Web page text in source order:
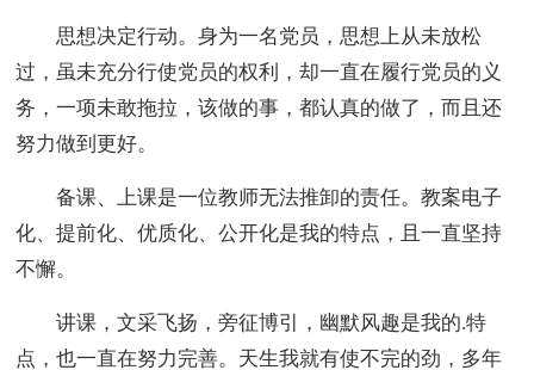
思想决定行动。身为一名党员，思想上从未放松
过，虽未充分行使党员的权利，却一直在履行党员的义
务，一项未敢拖拉，该做的事，都认真的做了，而且还
努力做到更好。
备课、上课是一位教师无法推卸的责任。教案电子
化、提前化、优质化、公开化是我的特点，且一直坚持
不懈。
讲课，文采飞扬，旁征博引，幽默风趣是我的.特
点，也一直在努力完善。天生我就有使不完的劲，多年